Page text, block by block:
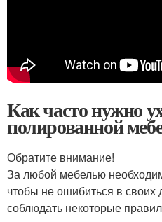
Как часто нужно
полированной
Обратите внимание!
За любой мебелью
чтобы не ошибиться в своих
соблюдать некоторые